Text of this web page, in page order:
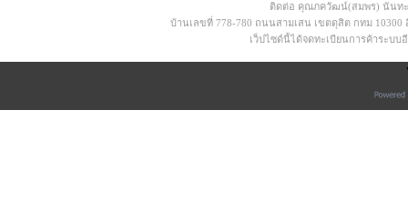
ติดต่อ คุณภควัฒน์(สมพร) นันทะจุ
บ้านเลขที่ 778-780 ถนนสามเสน เขตดุสิต กทม 10300 อี
เว็ปไซด์นี้ได้จดทะเบียนการค้าระบบ